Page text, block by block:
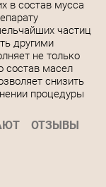
в состав мусса
частиц
другими
не только
состав масел
снизить
процедуры
ОТЗЫВЫ